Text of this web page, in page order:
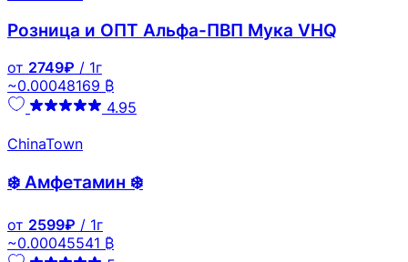
Розница и ОПТ Альфа-ПВП Мука VHQ
от 2749₽ / 1г
~0.00048169 ₿
4.95
ChinaTown
❄️ Амфетамин ❄️
от 2599₽ / 1г
~0.00045541 ₿